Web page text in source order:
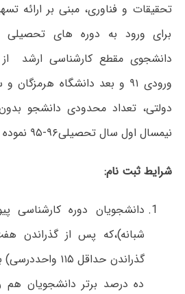
تحقیقات و فناوری، مبنی بر ارائه
برای ورود به دوره های تحصیلی
دانشجوی مقطع کارشناسی ارشد از
ورودی ۹۱ و بعد دانشگاه
دولتی، تعداد محدودی دانشجو
نیمسال اول سال تحصیلی۹۶-۹۵ نموده است.
شرایط ثبت نام:
دانشجویان دوره کارشناسی
شبانه)،که پس از گذراندن
گذراندن حداقل
ده درصد برتر دانشجویان